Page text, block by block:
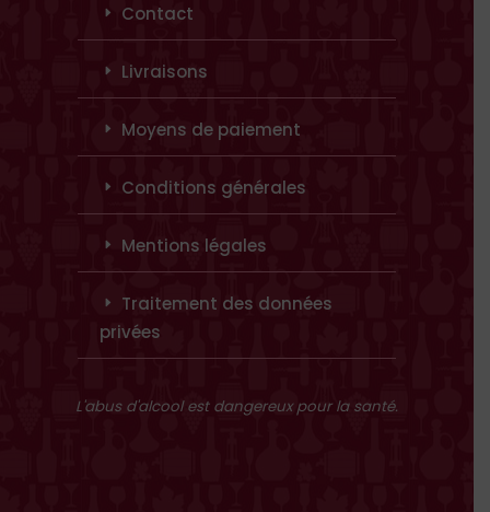
Contact
Livraisons
Moyens de paiement
Conditions générales
Mentions légales
Traitement des données
privées
L'abus d'alcool est dangereux pour la santé.